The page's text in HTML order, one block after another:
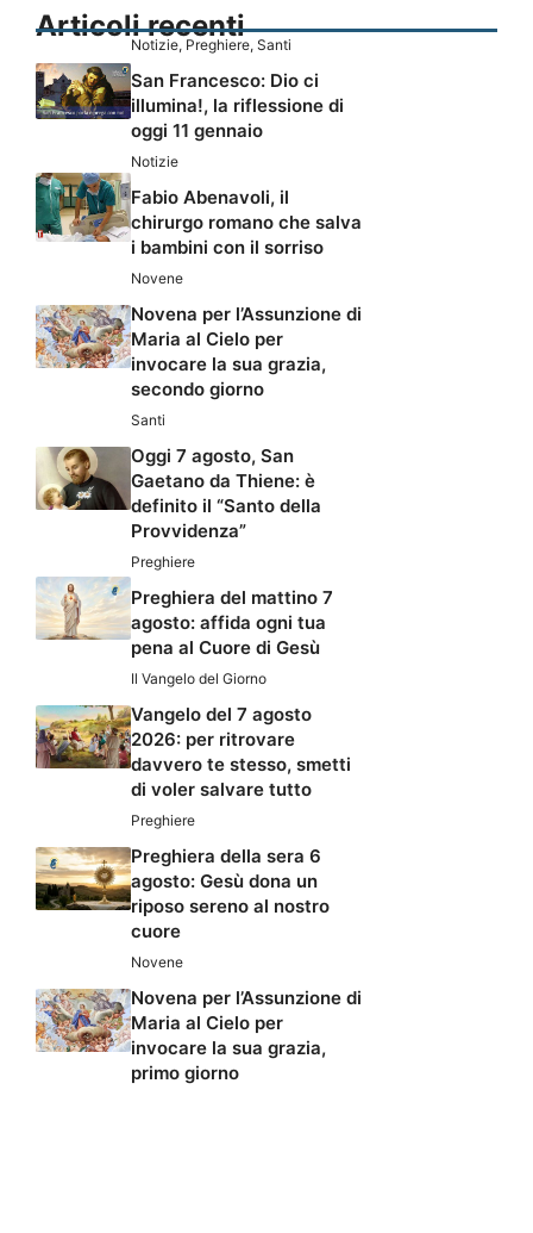
Articoli recenti
Notizie, Preghiere, Santi
San Francesco: Dio ci
illumina!, la riflessione di
oggi 11 gennaio
Notizie
Fabio Abenavoli, il
chirurgo romano che salva
i bambini con il sorriso
Novene
Novena per l’Assunzione di
Maria al Cielo per
invocare la sua grazia,
secondo giorno
Santi
Oggi 7 agosto, San
Gaetano da Thiene: è
definito il “Santo della
Provvidenza”
Preghiere
Preghiera del mattino 7
agosto: affida ogni tua
pena al Cuore di Gesù
Il Vangelo del Giorno
Vangelo del 7 agosto
2026: per ritrovare
davvero te stesso, smetti
di voler salvare tutto
Preghiere
Preghiera della sera 6
agosto: Gesù dona un
riposo sereno al nostro
cuore
Novene
Novena per l’Assunzione di
Maria al Cielo per
invocare la sua grazia,
primo giorno